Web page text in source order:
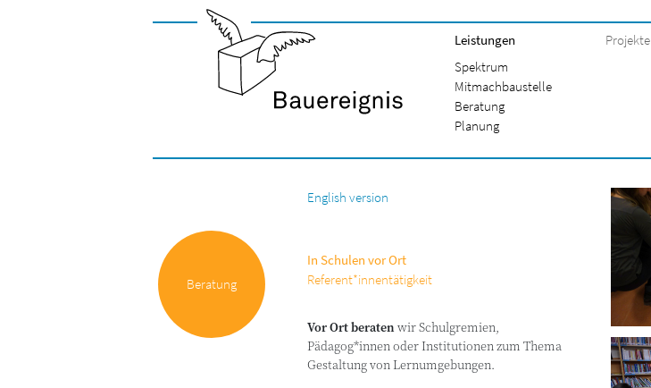
Leistungen
Spektrum
Mitmachbaustelle
Beratung
Planung
Projekte
Beratung
English version
In Schulen vor Ort
Referent*innentätigkeit
Vor Ort bera­tenwir Schul­gre­mi­en,
Pädagog*innen oder Insti­tu­tio­nen zum The­ma
Gestal­tung von Lernumgebungen.